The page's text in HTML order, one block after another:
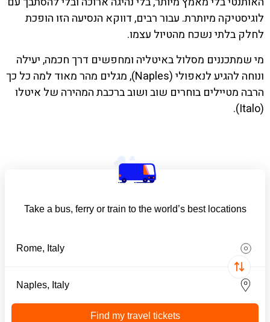
לוגיסטיקה מיותרת. עבור רבים, דווקא הנסיעה הזו הופכת
לחלק בלתי נשכח מהטיול עצמו.
מי שמתכננים מסלול באיטליה ומחפשים דרך חכמה, יעילה
ונוחה להגיע לנאפולי (Naples), מגלים מהר מאוד למה כל כך
הרבה מטיילים בוחרים שוב ושוב ברכבת המהירה של איטלו
(Italo).
Take a bus, ferry or train to the world’s best locations
Find my travel tickets